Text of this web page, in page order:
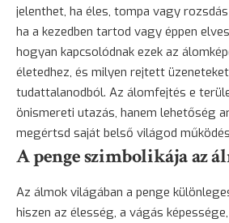
jelenthet, ha éles, tompa vagy
ha a kezedben tartod vagy éppen
hogyan kapcsolódnak ezek az
életedhez, és milyen rejtett
tudattalanodból. Az álomfejtés e
önismereti utazás, hanem lehetőség
megértsd saját belső világod
A penge szimbolikája az
Az álmok világában a penge
hiszen az élesség, a vágás